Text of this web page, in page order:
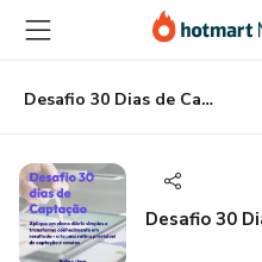
para
conteúdo
principal
para
pagamento
para
rodapé
Desafio 30 Dias de Captação
Desafio 30